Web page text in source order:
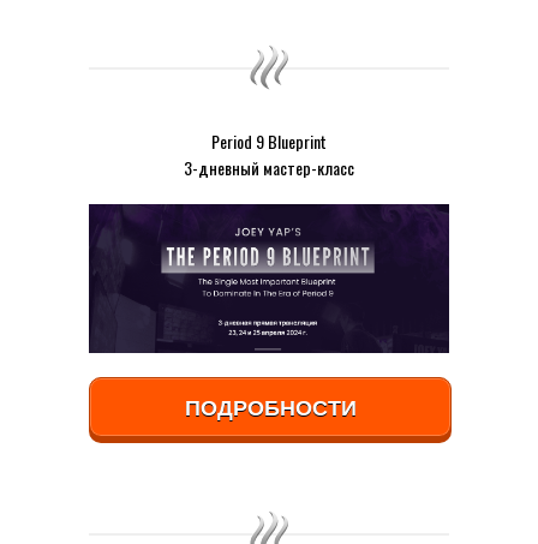
Period 9 Blueprint
3-дневный мастер-класс
ПОДРОБНОСТИ